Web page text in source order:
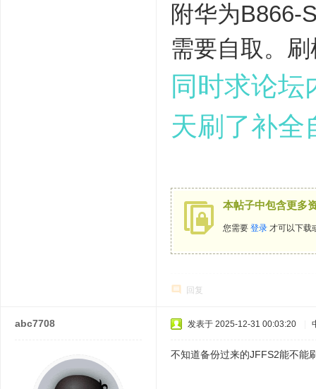
附华为B866-
需要自取。
同时求论
天刷了补全
本帖子中包含更多
您需要 登录 才可以下载
回复
abc7708 发表于 2025-12-31 00:03:20
不知道备份过来的JFFS2能不能